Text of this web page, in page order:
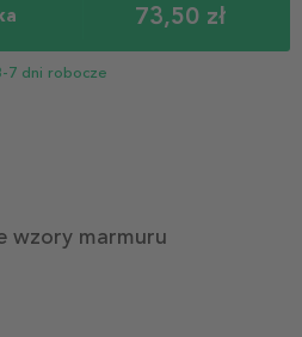
73,50 zł
7 dni robocze
wzory marmuru